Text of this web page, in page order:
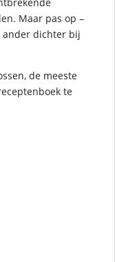
Maar pas op –
ander dichter bij
de meeste
te